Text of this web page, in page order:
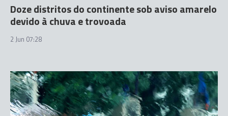
Doze distritos do continente sob aviso amarelo
devido à chuva e trovoada
2 Jun 07:28